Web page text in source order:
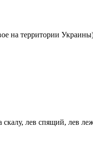
на территории
лев спящий, лев